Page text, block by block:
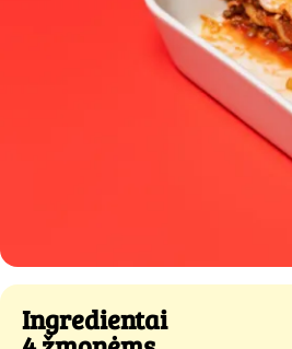
Ingredientai